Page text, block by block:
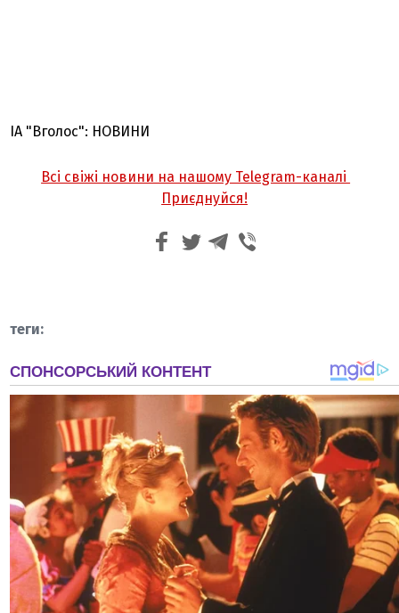
ІА "Вголос": НОВИНИ
Всі свіжі новини на нашому Telegram-каналі
Приєднуйся!